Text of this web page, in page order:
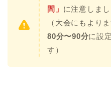
間」 に注意しまし
（大会にもより
80分〜90分に設
す）